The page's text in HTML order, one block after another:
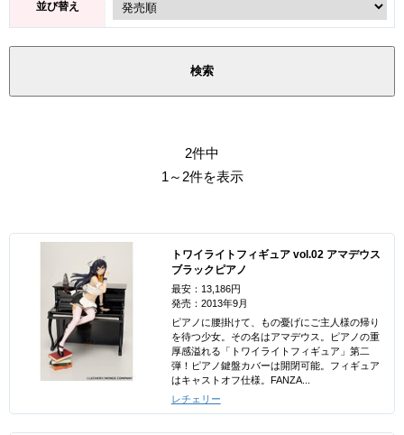
並び替え
2件中
1～2件を表示
トワイライトフィギュア vol.02 アマデウス
ブラックピアノ
最安：13,186円
発売：2013年9月
ピアノに腰掛けて、もの憂げにご主人様の帰り
を待つ少女。その名はアマデウス。ピアノの重
厚感溢れる「トワイライトフィギュア」第二
弾！ピアノ鍵盤カバーは開閉可能。フィギュア
はキャストオフ仕様。FANZA...
レチェリー